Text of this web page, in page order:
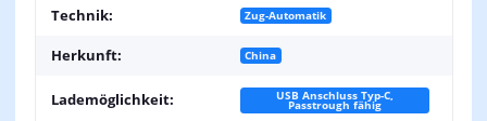
Technik: Zug-Automatik
Herkunft: China
Lademöglichkeit: USB Anschluss Typ-C,
Passtrough fähig